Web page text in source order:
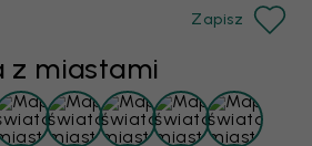
z miastami
Zapisz